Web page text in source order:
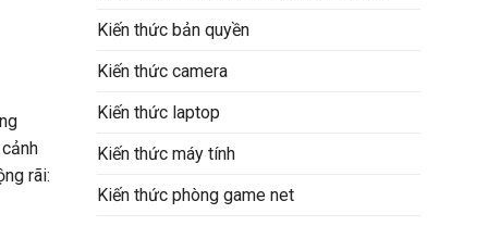
rãi:
Kiến thức bản quyền
Kiến thức camera
Kiến thức laptop
Kiến thức máy tính
Kiến thức phòng game net